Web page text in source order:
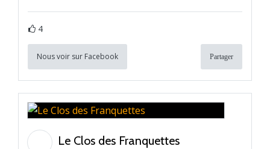
4
Nous voir sur Facebook Partager
Le Clos des Franquettes